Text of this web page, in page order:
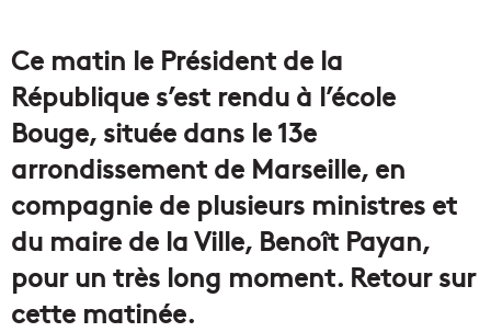
Ce matin le Président de la
République s’est rendu à l’école
Bouge, située dans le 13e
arrondissement de Marseille, en
compagnie de plusieurs ministres et
du maire de laVille, Benoît Payan,
pour un très long moment. Retour sur
cette matinée.